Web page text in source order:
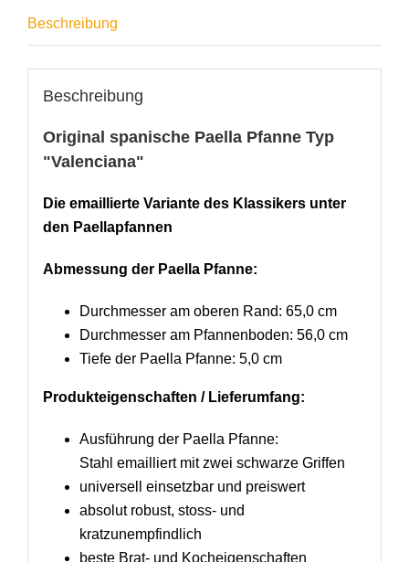
Beschreibung
Beschreibung
Original spanische Paella Pfanne Typ
"Valenciana"
Die emaillierte Variante des Klassikers unter
den Paellapfannen
Abmessung der Paella Pfanne:
Durchmesser am oberen Rand: 65,0 cm
Durchmesser am Pfannenboden: 56,0 cm
Tiefe der Paella Pfanne: 5,0 cm
Produkteigenschaften / Lieferumfang:
Ausführung der Paella Pfanne:
Stahl emailliert mit zwei schwarze Griffen
universell einsetzbar und preiswert
absolut robust, stoss- und
kratzunempfindlich
beste Brat- und Kocheigenschaften